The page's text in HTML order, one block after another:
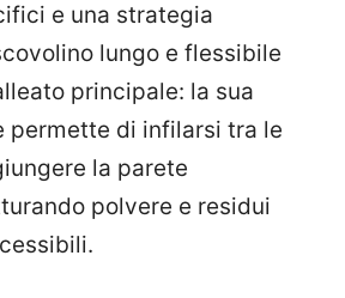
e una strategia
lungo e flessibile
principale: la sua
permette di infilarsi tra le
la parete
polvere e residui